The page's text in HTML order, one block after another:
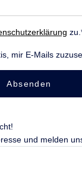
mir E-Mails
Absenden
und melden